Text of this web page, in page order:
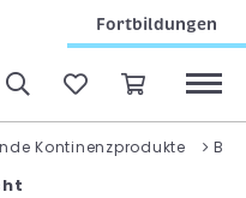
Fortbildungen
Kontinenzprodukte